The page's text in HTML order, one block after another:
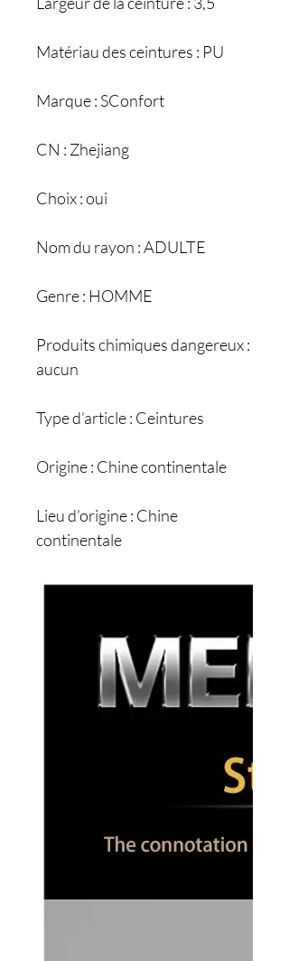
Matériau des ceintures : PU
Marque : SConfort
CN : Zhejiang
Choix : oui
Nom du rayon : ADULTE
Genre : HOMME
Produits chimiques dangereux :
aucun
Type d’article : Ceintures
Origine : Chine continentale
Lieu d’origine : Chine
continentale